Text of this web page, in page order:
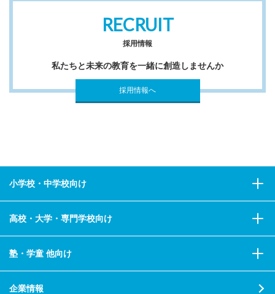
RECRUIT
採用情報
私たちと未来の教育を一緒に創造しませんか
採用情報へ
小学校・中学校向け
高校・大学・専門学校向け
塾・学童 他向け
企業情報